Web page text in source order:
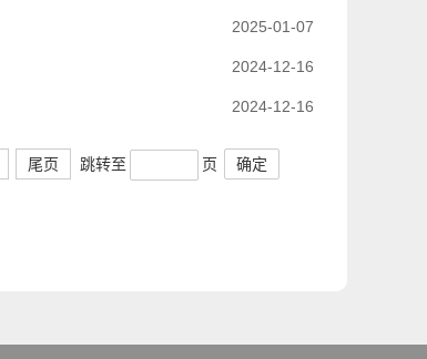
2025-01-07
2024-12-16
2024-12-16
尾页 跳转至 页 确定